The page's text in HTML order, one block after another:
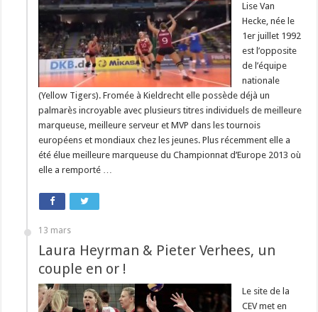
Lise Van
Hecke, née le
1er juillet 1992
est l’opposite
de l’équipe
nationale
(Yellow Tigers). Fromée à Kieldrecht elle possède déjà un
palmarès incroyable avec plusieurs titres individuels de meilleure
marqueuse, meilleure serveur et MVP dans les tournois
européens et mondiaux chez les jeunes. Plus récemment elle a
été élue meilleure marqueuse du Championnat d’Europe 2013 où
elle a remporté …
13 mars
Laura Heyrman & Pieter Verhees, un
couple en or !
Le site de la
CEV met en